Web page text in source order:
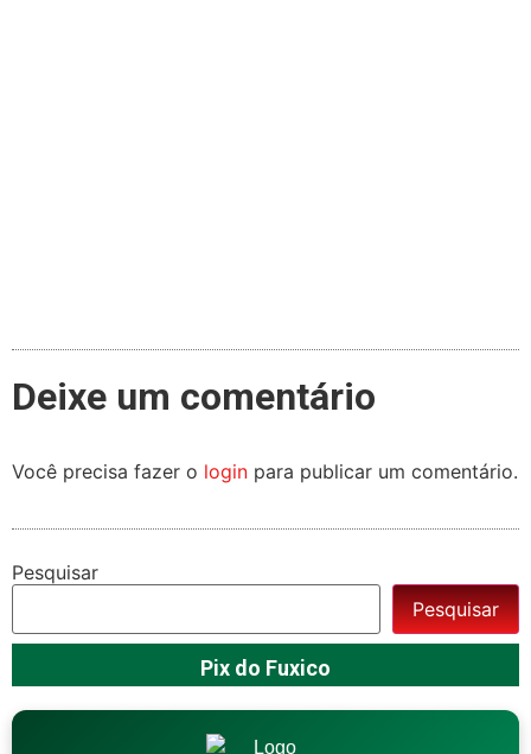
Deixe um comentário
Você precisa fazer o login para publicar um comentário.
Pesquisar
Pesquisar
Pix do Fuxico